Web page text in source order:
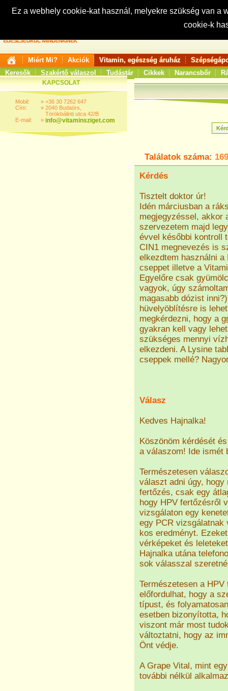
Ez a webhely cookie-kat használ, melyekre szükség van
cookie-k
Keresés:
Miért Mi? Akciók Vitamin, egészség áruház
Keresők
Szakértő válaszol Tudástár Cikkek Narancsbőr
KAPCSOLAT
Mobil:
Cím:
E-mail:
»
»
»
+36 30 7262 647
2040 Budaörs,
Törökbálinti utca 42/B
info@vitaminsziget.com
Találatok száma:
Kérdés
Tisztelt doktor úr!
Idén márciusban a
megjegyzéssel, akkor
szervezetem majd
évvel későbbi kontroll
CIN1 megnevezés is
elkezdtem használni
cseppet illetve a
Egyelőre csak
vagyok, úgy
magasabb dózist
hüvelyöblítésre is
megkérdezni, hogy a
gyakran kell vagy
szükséges mennyi
elkezdeni. A Lysine
cseppek mellé?
Válasz
Kedves Hajnalka!
Köszönöm kérdését
a válaszom! Ide ismét
Természetesen
választ adni úgy,
fertőzés, csak egy
hogy HPV fertőzésről
vizsgálaton egy
egy PCR vizsgálatnak
kos eredményt.
vérképeket és
Hajnalka utána
sok válasszal
Természetesen a
előfordulhat, hogy a
típust, és
esetben bizonyította,
viszont már most
változtatni, hogy az
Önt védje.
A Grape Vital, mint
további nélkül